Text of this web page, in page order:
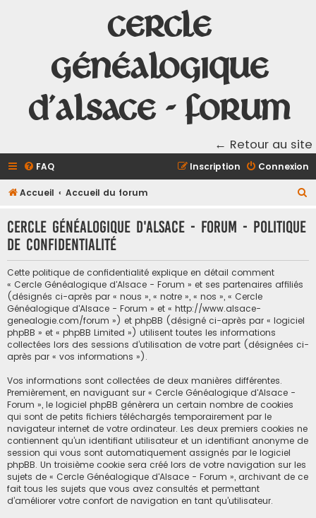
Cercle
Généalogique
d'Alsace - Forum
← Retour au site
FAQ Connexion
Inscription
Accueil Accueil du forum
Cercle Généalogique d'Alsace - Forum - Politique
de confidentialité
Cette politique de confidentialité explique en détail comment
« Cercle Généalogique d'Alsace - Forum » et ses partenaires affiliés
(désignés ci-après par « nous », « notre », « nos », « Cercle
Généalogique d'Alsace - Forum » et « http://www.alsace-
genealogie.com/forum ») et phpBB (désigné ci-après par « logiciel
phpBB » et « phpBB Limited ») utilisent toutes les informations
collectées lors des sessions d’utilisation de votre part (désignées ci-
après par « vos informations »).
Vos informations sont collectées de deux manières différentes.
Premièrement, en naviguant sur « Cercle Généalogique d'Alsace -
Forum », le logiciel phpBB génèrera un certain nombre de cookies
qui sont de petits fichiers téléchargés temporairement par le
navigateur internet de votre ordinateur. Les deux premiers cookies ne
contiennent qu’un identifiant utilisateur et un identifiant anonyme de
session qui vous sont automatiquement assignés par le logiciel
phpBB. Un troisième cookie sera créé lors de votre navigation sur les
sujets de « Cercle Généalogique d'Alsace - Forum », archivant de ce
fait tous les sujets que vous avez consultés et permettant
d’améliorer votre confort de navigation en tant qu’utilisateur.